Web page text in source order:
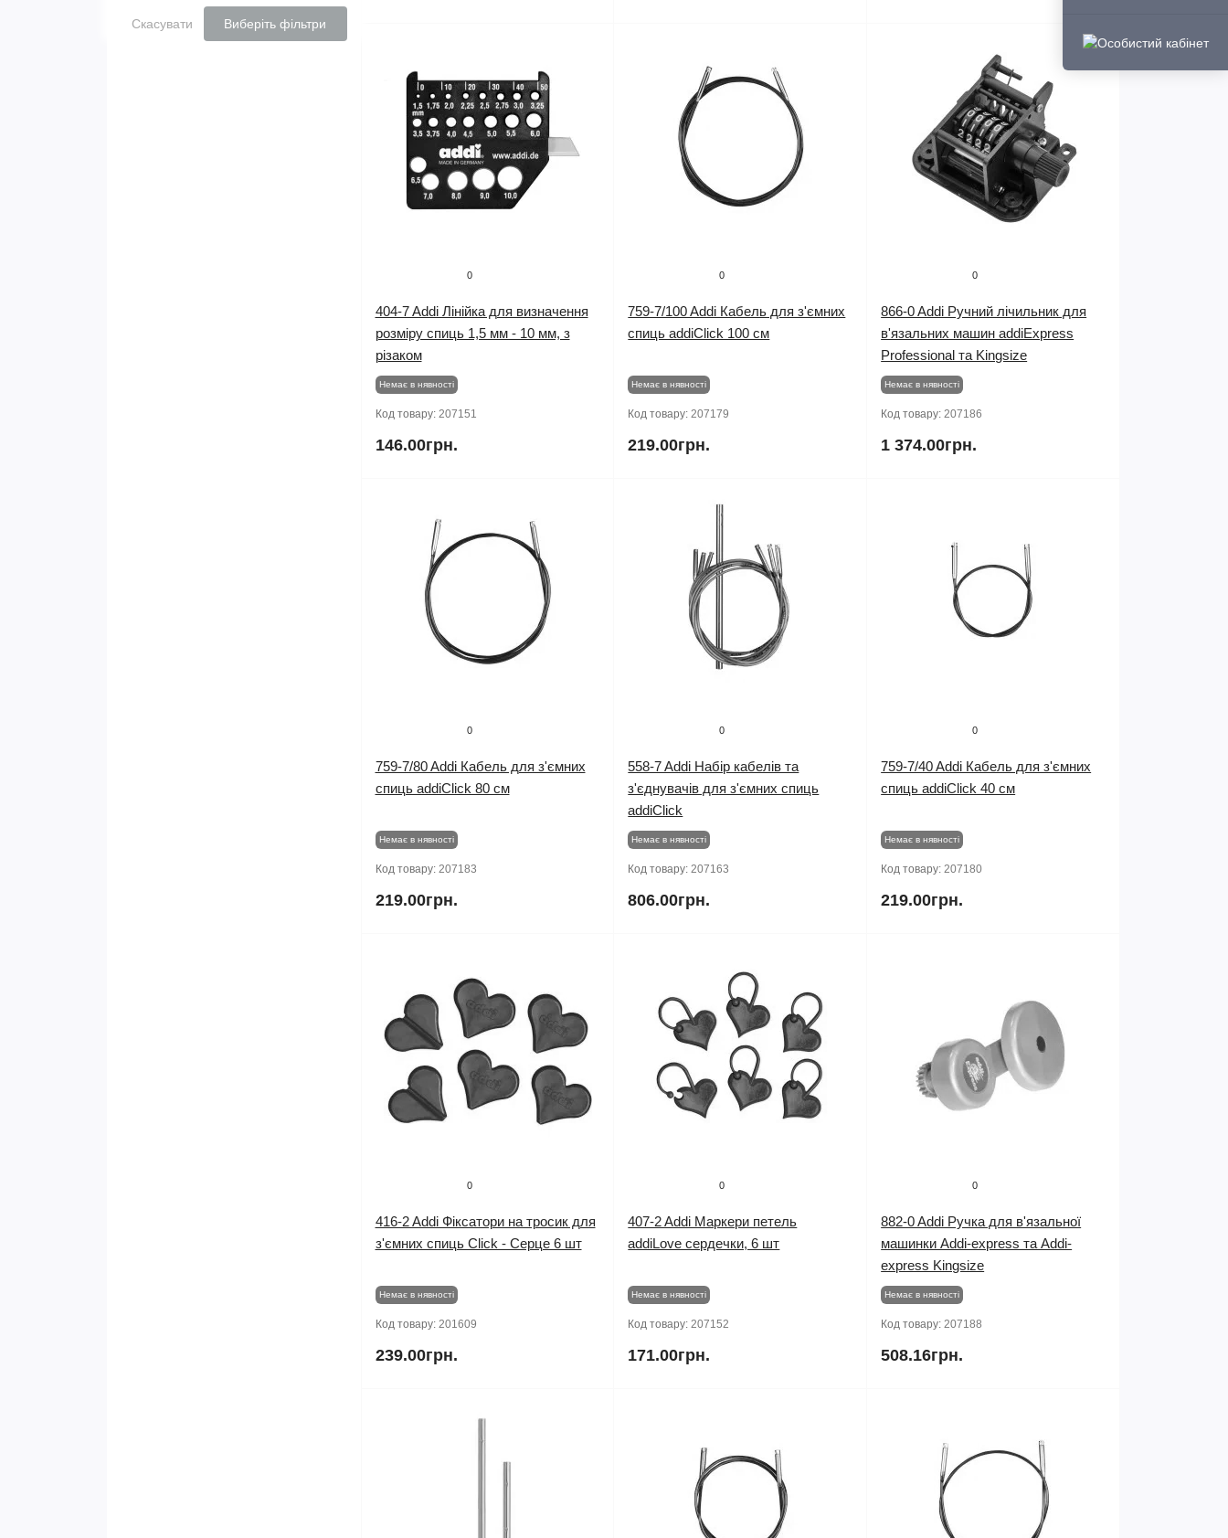
Скасувати Виберіть фільтри
0
404-7 Addi Лінійка для визначення
розміру спиць 1,5 мм - 10 мм, з
різаком
Немає в нявності
Код товару: 207151
146.00грн.
0
759-7/100 Addi Кабель для з'ємних
спиць addiClick 100 см
Немає в нявності
Код товару:207179
219.00грн.
0
866-0 Addi Ручний лічильник для
в'язальних машин addiExpress
Professional та Kingsize
Немає в нявності
Код товару:207186
1 374.00грн.
0
759-7/80 Addi Кабель для з'ємних
спиць addiClick 80 см
Немає в нявності
Код товару: 207183
219.00грн.
0
558-7 Addi Набір кабелів та
з'єднувачів для з'ємних спиць
addiClick
Немає в нявності
Код товару:207163
806.00грн.
0
759-7/40 Addi Кабель для з'ємних
спиць addiClick 40 см
Немає в нявності
Код товару:207180
219.00грн.
0
416-2 Addi Фіксатори на тросик для
з'ємних спиць Click - Серце 6 шт
Немає в нявності
Код товару: 201609
239.00грн.
0
407-2 Addi Маркери петель
addiLove сердечки, 6 шт
Немає в нявності
Код товару:207152
171.00грн.
0
882-0 Addi Ручка для в'язальної
машинки Addi-express та Addi-
express Kingsize
Немає в нявності
Код товару:207188
508.16грн.